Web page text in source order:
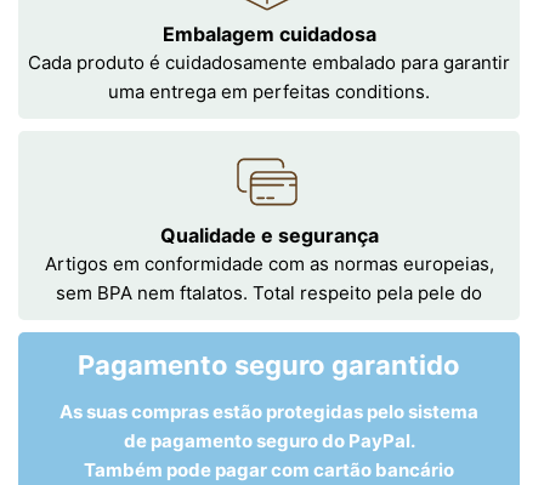
Embalagem cuidadosa
Cada produto é cuidadosamente embalado para garantir
uma entrega em perfeitas conditions.
Qualidade e segurança
Artigos em conformidade com as normas europeias,
sem BPA nem ftalatos. Total respeito pela pele do
Pagamento seguro garantido
As suas compras estão protegidas pelo sistema
de pagamento seguro do PayPal.
Também pode pagar com cartão bancário